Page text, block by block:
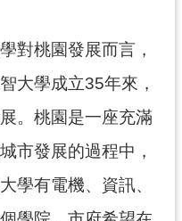
對桃園發展而言，
大學成立35年來，
。桃園是一座充滿
市發展的過程中，
學有電機、資訊、